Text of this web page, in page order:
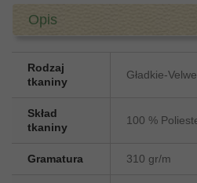
Opis
Rodzaj
tkaniny
Gładkie-
Skład
tkaniny
100 %
Gramatura 310 gr/m